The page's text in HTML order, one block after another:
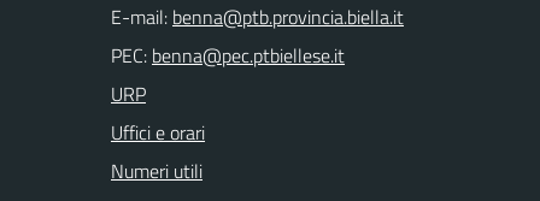
E-mail:
PEC:
URP
Uffici e orari
Numeri utili